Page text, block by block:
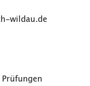
wildau.de